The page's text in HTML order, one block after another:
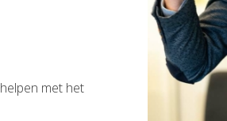
met het